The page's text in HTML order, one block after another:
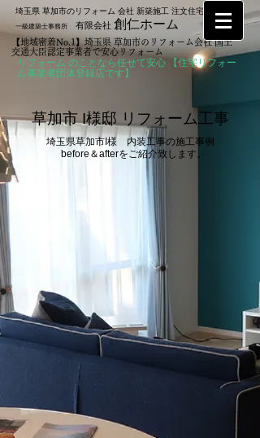
埼玉県 草加市のリフォーム 会社 新築施工 注文住宅なら
一級建築士事務所 有限会社 創仁ホーム
【地域密着No.1】埼玉県 草加市のリフォーム会社 国土
交通大臣認定事業者で安心リフォーム
リフォーム のことなら任せて安心 【住宅リフォー
ム事業者団体登録店です】
​草加市 I様邸 リフォーム工事
埼玉県草加市I様 内装工事の施工事例
before＆afterをご紹介致します。